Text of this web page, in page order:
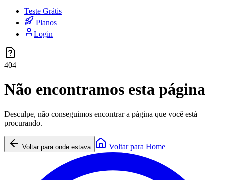
Teste Grátis
Planos
Login
404
Não encontramos esta página
Desculpe, não conseguimos encontrar a página que você está
procurando.
Voltar para onde estava Voltar para Home